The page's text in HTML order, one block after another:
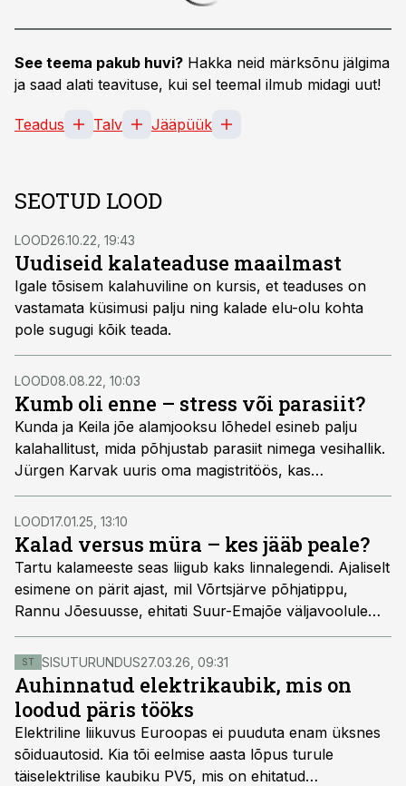
See teema pakub huvi? Hakka neid märksõnu jälgima
ja saad alati teavituse, kui sel teemal ilmub midagi uut!
Teadus Talv Jääpüük
SEOTUD LOOD
LOOD26.10.22, 19:43
Uudiseid kalateaduse maailmast
Igale tõsisem kalahuviline on kursis, et teaduses on
vastamata küsimusi palju ning kalade elu-olu kohta
pole sugugi kõik teada.
LOOD08.08.22, 10:03
Kumb oli enne – stress või parasiit?
Kunda ja Keila jõe alamjooksu lõhedel esineb palju
kalahallitust, mida põhjustab parasiit nimega vesihallik.
Jürgen Karvak uuris oma magistritöös, kas
oomütseedist vesihallikuga (Saprolegnia) nakatumine
mõjutab Atlandi lõhe (
stressitaset Kunda ja Keila jões.
LOOD17.01.25, 13:10
Kalad versus müra – kes jääb peale?
Tartu kalameeste seas liigub kaks linnalegendi. Ajaliselt
esimene on pärit ajast, mil Võrtsjärve põhjatippu,
Rannu Jõesuusse, ehitati Suur-Emajõe väljavoolule
uut silda. Toona kirjeldasid kohalikud mehed, kuidas
jõesuudmes kala massiliselt kogunes, kuid sillaehituse
hirmus silla alt läbi ujuda ja jõkke liikuda ei julgenud.
Teine lugu on seotud latikate ja kohade liikumisega
Tartu linna vahel – nii uue Vabaduse kui ka Ihaste silla
ehitamisel olevat kalaparved kogunenud vahetult silla
lähedusse allavoolu, julgemata sillaehituse piirkonnast
ST SISUTURUNDUS27.03.26, 09:31
Auhinnatud elektrikaubik, mis on
loodud päris tööks
Elektriline liikuvus Euroopas ei puuduta enam üksnes
sõiduautosid. Kia tõi eelmise aasta lõpus turule
täiselektrilise kaubiku PV5, mis on ehitatud